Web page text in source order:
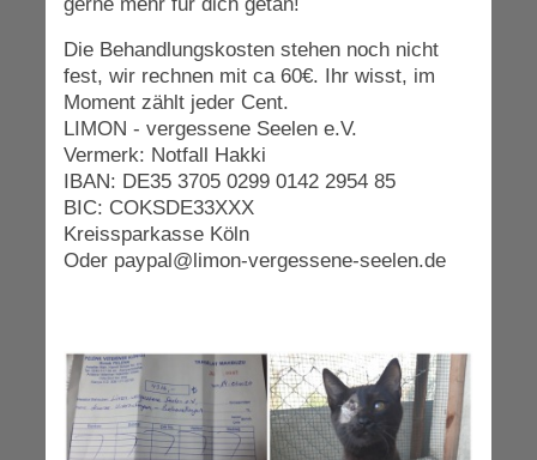
gerne mehr für dich getan!
Die Behandlungskosten stehen noch nicht
fest, wir rechnen mit ca 60€. Ihr wisst, im
Moment zählt jeder Cent.
LIMON - vergessene Seelen e.V.
Vermerk: Notfall Hakki
IBAN: DE35 3705 0299 0142 2954 85
BIC: COKSDE33XXX
Kreissparkasse Köln
Oder paypal@limon-vergessene-seelen.de